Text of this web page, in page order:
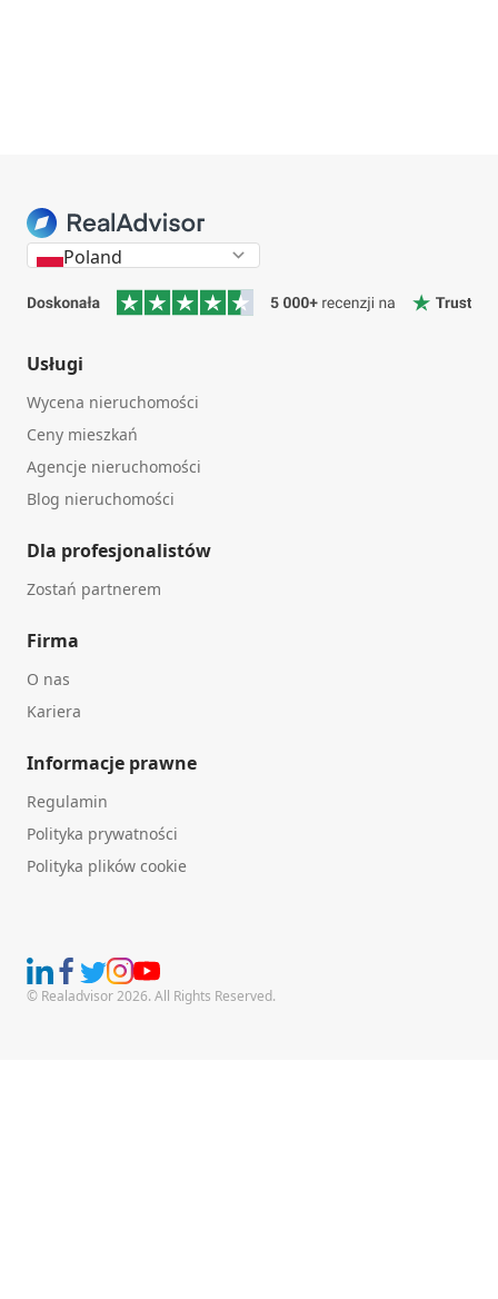
Poland
Usługi
Wycena nieruchomości
Ceny mieszkań
Agencje nieruchomości
Blog nieruchomości
Dla profesjonalistów
Zostań partnerem
Firma
O nas
Kariera
Informacje prawne
Regulamin
Polityka prywatności
Polityka plików cookie
© Realadvisor 2026. All Rights Reserved.